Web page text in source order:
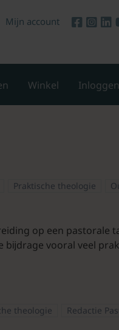
Mijn account
Winkel Inloggen
Praktische theologie
op een pastorale
vooral veel
theologie Redactie